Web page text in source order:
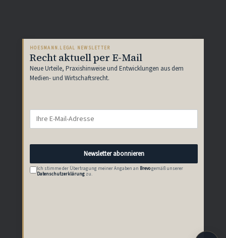
HOESMANN.LEGAL NEWSLETTER
Recht aktuell per E-Mail
Neue Urteile, Praxishinweise und Entwicklungen aus dem
Medien- und Wirtschaftsrecht.
Newsletter abonnieren
Ich stimme der Übertragung meiner Angaben an Brevogemäß unserer
Datenschutzerklärung zu.